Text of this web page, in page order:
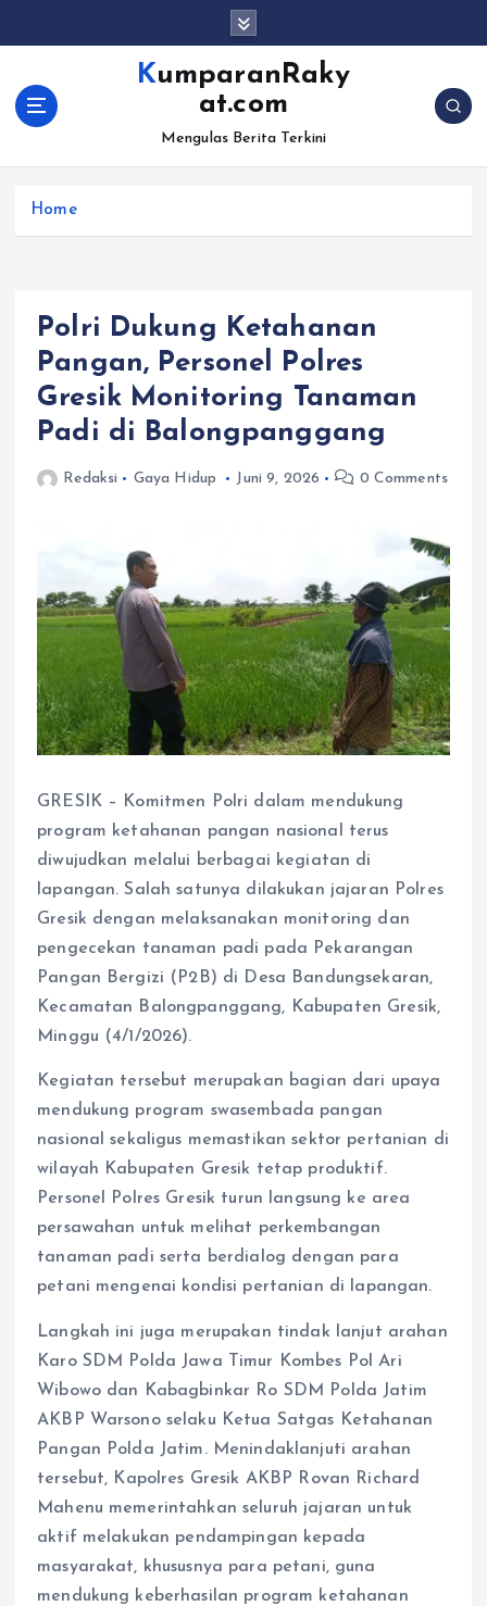
KumparanRaky
at.com
Mengulas Berita Terkini
Home
Polri Dukung Ketahanan
Pangan, Personel Polres
Gresik Monitoring Tanaman
Padi di Balongpanggang
Redaksi Gaya Hidup Juni 9, 2026 0 Comments
GRESIK – Komitmen Polri dalam mendukung
program ketahanan pangan nasional terus
diwujudkan melalui berbagai kegiatan di
lapangan. Salah satunya dilakukan jajaran Polres
Gresik dengan melaksanakan monitoring dan
pengecekan tanaman padi pada Pekarangan
Pangan Bergizi (P2B) di Desa Bandungsekaran,
Kecamatan Balongpanggang, Kabupaten Gresik,
Minggu (4/1/2026).
Kegiatan tersebut merupakan bagian dari upaya
mendukung program swasembada pangan
nasional sekaligus memastikan sektor pertanian di
wilayah Kabupaten Gresik tetap produktif.
Personel Polres Gresik turun langsung ke area
persawahan untuk melihat perkembangan
tanaman padi serta berdialog dengan para
petani mengenai kondisi pertanian di lapangan.
Langkah ini juga merupakan tindak lanjut arahan
Karo SDM Polda Jawa Timur Kombes Pol Ari
Wibowo dan Kabagbinkar Ro SDM Polda Jatim
AKBP Warsono selaku Ketua Satgas Ketahanan
Pangan Polda Jatim. Menindaklanjuti arahan
tersebut, Kapolres Gresik AKBP Rovan Richard
Mahenu memerintahkan seluruh jajaran untuk
aktif melakukan pendampingan kepada
masyarakat, khususnya para petani, guna
mendukung keberhasilan program ketahanan